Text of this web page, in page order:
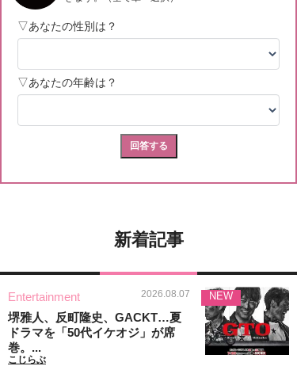
新着記事
Entertainment 2026.08.07
堺雅人、反町隆史、GACKT…夏
ドラマを「50代イケオジ」が席
巻。...
こじらぶ
NEW